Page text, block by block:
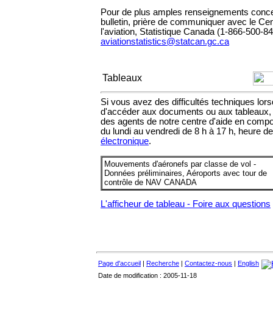
Pour de plus amples renseignements
bulletin, prière de communiquer avec le
l'aviation, Statistique Canada (1-866-500-
aviationstatistics@statcan.gc.ca
Tableaux
Si vous avez des difficultés techniques
d'accéder aux documents ou aux
des agents de notre centre d'aide en
du lundi au vendredi de 8 h à 17 h, heure
électronique.
Mouvements d'aéronefs par classe de vol -
Données préliminaires, Aéroports avec tour de
contrôle de NAV CANADA
L'afficheur de tableau - Foire aux questions
Page d'accueil | Recherche | Contactez-nous | English
Date de modification : 2005-11-18